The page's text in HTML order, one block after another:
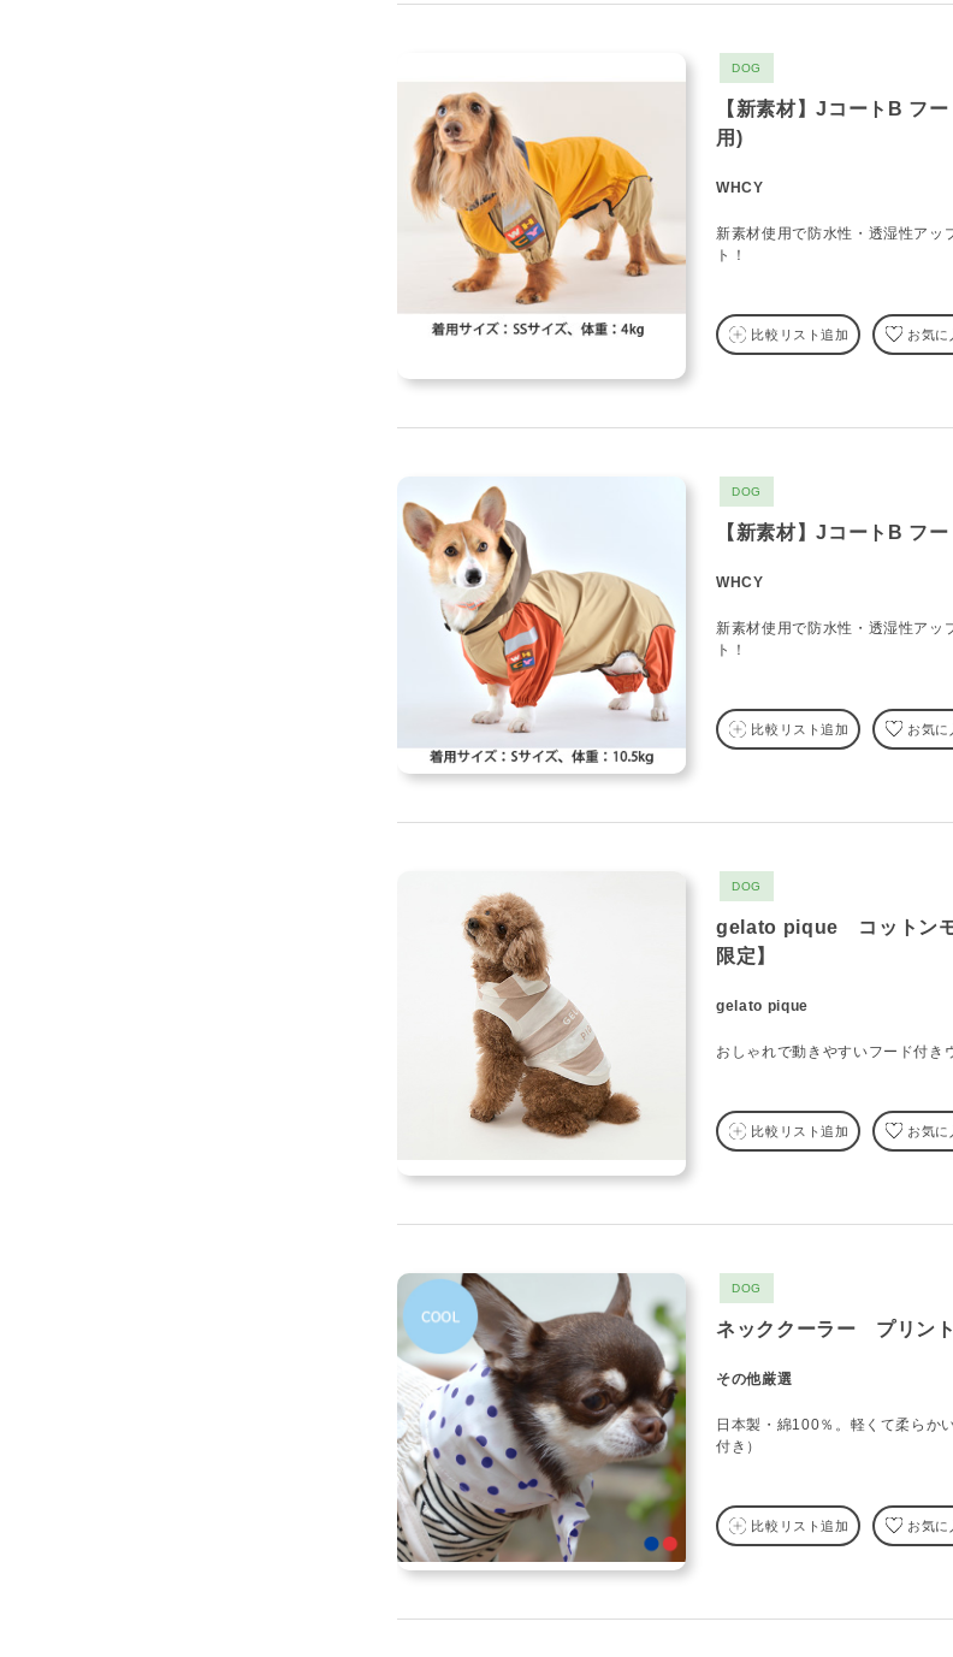
DOG
【新素材】JコートB フ
用)
WHCY
新素材使用で防水性・透湿性アッ
ト！
比較リスト追加 お気に
DOG
【新素材】JコートB フ
WHCY
新素材使用で防水性・透湿性アッ
ト！
比較リスト追加 お気に
DOG
gelato pique コットンモ
限定】
gelato pique
おしゃれで動きやすいフード付き
比較リスト追加 お気に
DOG
ネッククーラー プリント
その他厳選
日本製・綿100％。軽くて柔らか
付き）
比較リスト追加 お気に